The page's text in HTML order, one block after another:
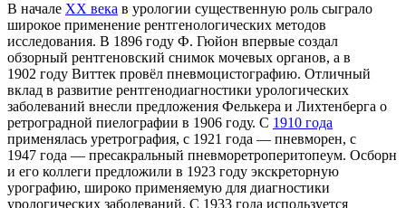
В начале XX века в урологии существенную роль сыграло
широкое применение рентгенологических методов
исследования. В 1896 году Ф. Гюйон впервые создал
обзорный рентгеновский снимок мочевых органов, а в
1902 году Виттек провёл пневмоцистографию. Отличный
вклад в развитие рентгенодиагностики урологических
заболеваний внесли предложения Фелькера и Лихтенберга о
ретроградной пиелографии в 1906 году. С 1910 года
применялась уретрография, с 1921 года — пневморен, с
1947 года — пресакральный пневморетроперитопеум. Осборн
и его коллеги предложили в 1923 году экскреторную
урографию, широко применяемую для диагностики
урологических заболеваний. С 1933 года используется